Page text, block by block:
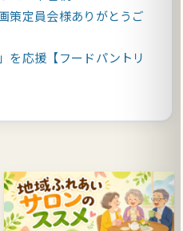
策定員会様ありがとうご
を応援【フードパントリ